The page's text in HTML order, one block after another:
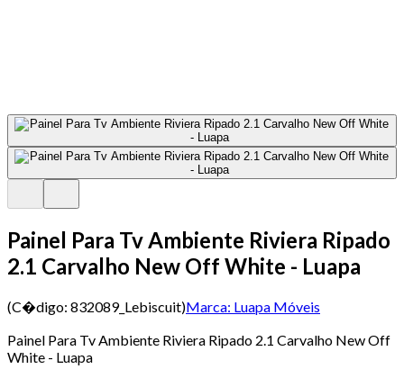
Painel Para Tv Ambiente Riviera Ripado
2.1 Carvalho New Off White - Luapa
(C�digo: 832089_Lebiscuit)Marca: Luapa Móveis
Painel Para Tv Ambiente Riviera Ripado 2.1 Carvalho New Off
White - Luapa